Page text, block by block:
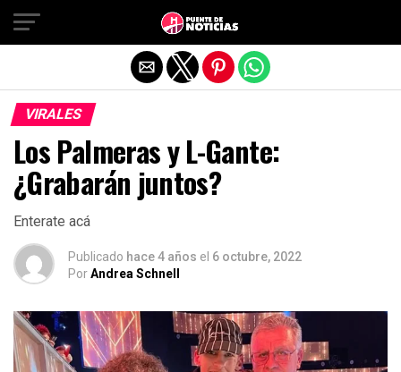
VIRALES
Los Palmeras y L-Gante:
¿Grabarán juntos?
Enterate acá
Publicado hace 4 años el 6 octubre, 2022
PorAndrea Schnell
Salir de la versión móvil